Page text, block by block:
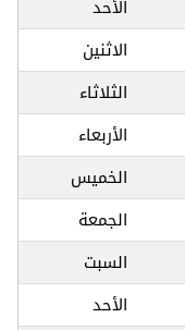
الأحد
الاثنين
الثلاثاء
الأربعاء
الخميس
الجمعة
السبت
الأحد